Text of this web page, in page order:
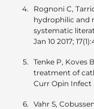
Rognoni C,
hydrophilic and
systematic
Jan 10 2017;
Tenke P, Koves
treatment of
Curr Opin Infect
Vahr S,